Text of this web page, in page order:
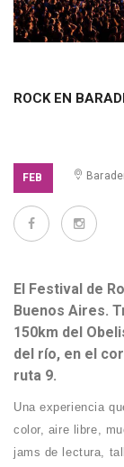
ROCK EN
FEB
El Festival de
Buenos Aires.
150km del
del río, en el
ruta 9.
Una experiencia
color, aire libre,
jams de lectura,